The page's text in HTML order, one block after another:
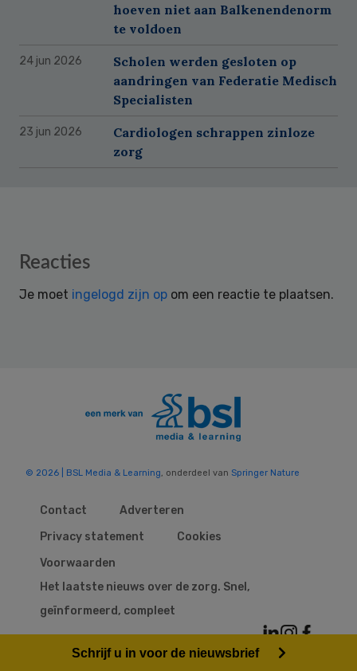
hoeven niet aan Balkenendenorm
te voldoen
24 jun 2026
Scholen werden gesloten op
aandringen van Federatie Medisch
Specialisten
23 jun 2026
Cardiologen schrappen zinloze
zorg
Reader
Reacties
Je moet ingelogd zijn op om een reactie te plaatsen.
© 2026 | BSL Media & Learning , onderdeel van Springer Nature
Contact
Adverteren
Privacy statement
Cookies
Voorwaarden
Het laatste nieuws over de zorg. Snel,
geïnformeerd, compleet
Schrijf u in voor de nieuwsbrief